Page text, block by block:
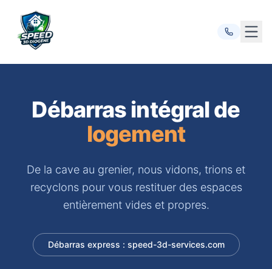
Débarras intégral de
logement
De la cave au grenier, nous vidons, trions et
recyclons pour vous restituer des espaces
entièrement vides et propres.
Débarras express : speed-3d-services.com